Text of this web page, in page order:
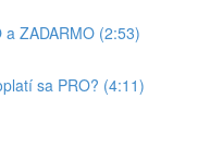
ZADARMO (2:53)
sa PRO? (4:11)